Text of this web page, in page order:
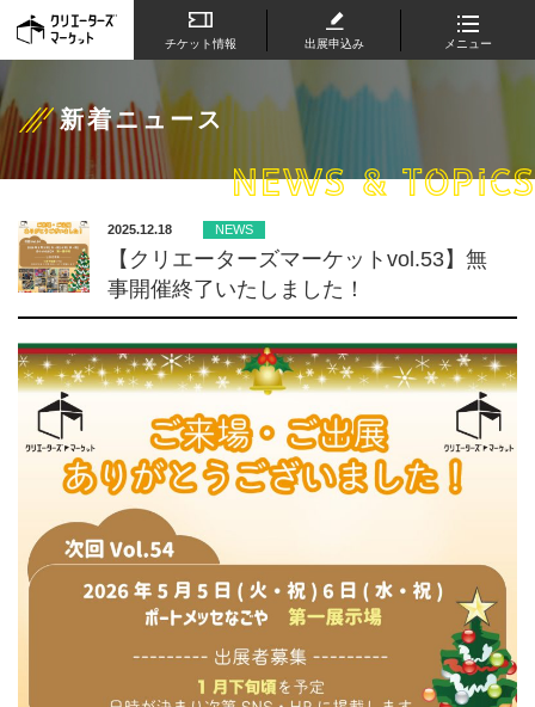
新着ニュース
NEWS & TOPICS
2025.12.18 NEWS
【クリエーターズマーケットvol.53】無
事開催終了いたしました！
チケット情報 出展申込み メニュー